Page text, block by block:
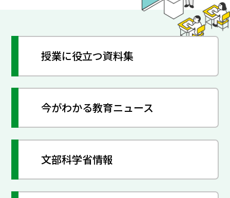
授業に役立つ資料集
今がわかる教育ニュース
文部科学省情報